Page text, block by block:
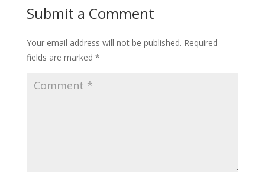
Submit a Comment
Your email address will not be published. Required
fields are marked *